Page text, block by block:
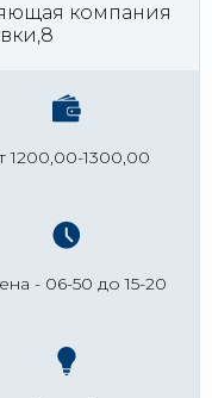
компания
1200,00-1300,00
- 06-50 до 15-20